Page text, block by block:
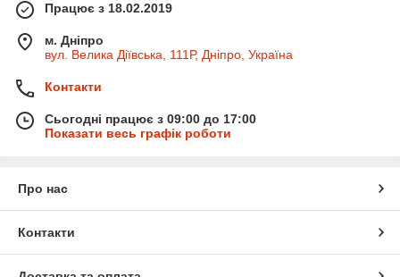
Працює з 18.02.2019
м. Дніпро
вул. Велика Діївська, 111Р, Дніпро, Україна
Контакти
Сьогодні працює з 09:00 до 17:00
Показати весь графік роботи
Про нас
Контакти